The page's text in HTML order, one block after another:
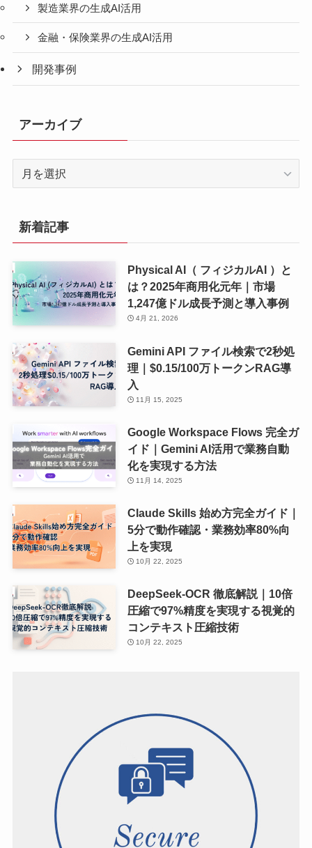
製造業界の生成AI活用
金融・保険業界の生成AI活用
開発事例
アーカイブ
イ
ブ
新着記事
Physical AI（ フィジカルAI ）と
は？2025年商用化元年｜市場
1,247億ドル成長予測と導入事例
4月 21, 2026
Gemini API ファイル検索で2秒処
理｜$0.15/100万トークンRAG導
入
11月 15, 2025
Google Workspace Flows 完全ガ
イド｜Gemini AI活用で業務自動
化を実現する方法
11月 14, 2025
Claude Skills 始め方完全ガイド｜
5分で動作確認・業務効率80%向
上を実現
10月 22, 2025
DeepSeek-OCR 徹底解説｜10倍
圧縮で97%精度を実現する視覚的
コンテキスト圧縮技術
10月 22, 2025